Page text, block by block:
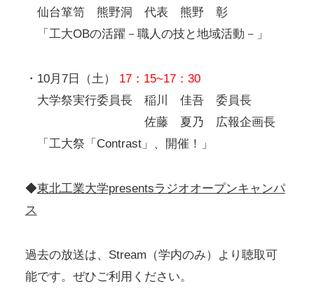
仙台箪笥 熊野洞 代表 熊野 彰
「工大OBの活躍－職人の技と地域活動－」
・10月7日（土） 17：15~17：30
大学祭実行委員長 稲川 佳吾 委員長
佐藤 夏乃 広報企画長
「工大祭「Contrast」、開催！」
◆東北工業大学presentsラジオオープンキャンパ
ス
過去の放送は、Stream（学内のみ）より聴取可
能です。ぜひご利用ください。